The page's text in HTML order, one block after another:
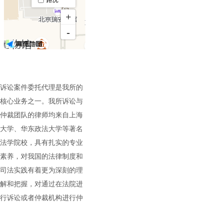
诉讼案件委托代理是我所的
核心业务之一。我所诉讼与
仲裁团队的律师均来自上海
大学、华东政法大学等著名
法学院校，具有扎实的专业
素养，对我国的法律制度和
司法实践有着更为深刻的理
解和把握，对通过在法院进
行诉讼或者仲裁机构进行仲